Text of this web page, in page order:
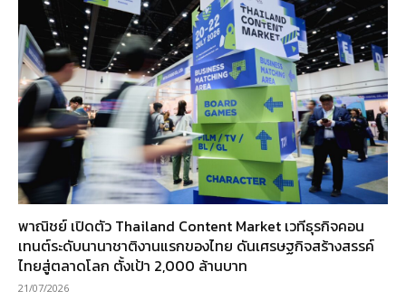
พาณิชย์ เปิดตัว Thailand Content Market เวทีธุรกิจคอน
เทนต์ระดับนานาชาติงานแรกของไทย ดันเศรษฐกิจสร้างสรรค์
ไทยสู่ตลาดโลก ตั้งเป้า 2,000 ล้านบาท
21/07/2026